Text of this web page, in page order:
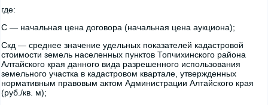
где:
C — начальная цена договора (начальная цена аукциона);
Cкд — среднее значение удельных показателей кадастровой
стоимости земель населенных пунктов Топчихинского района
Алтайского края данного вида разрешенного использования
земельного участка в кадастровом квартале, утвержденных
нормативным правовым актом Администрации Алтайского края
(руб./кв. м);